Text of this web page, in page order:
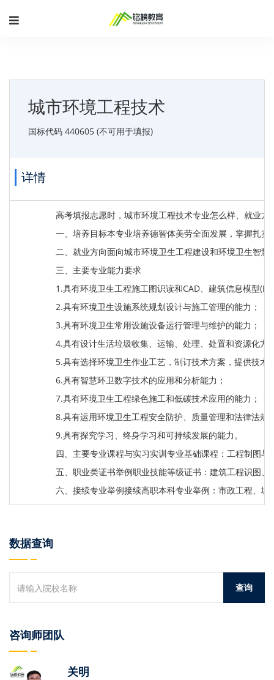
城市环境工程技术
国标代码 440605 (不可用于填报)
详情
高考填报志愿时，城市环境工程技术专业怎么样、就业
一、培养目标本专业培养德智体美劳全面发展，掌握扎
二、就业方向面向城市环境卫生工程建设和环境卫生智慧
三、主要专业能力要求
1.具有环境卫生工程施工图识读和CAD、建筑信息模型
2.具有环境卫生设施系统规划设计与施工管理的能力；
3.具有环境卫生常用设施设备运行管理与维护的能力；
4.具有设计生活垃圾收集、运输、处理、处置和资源化方
5.具有选择环境卫生作业工艺，制订技术方案，提供技术
6.具有智慧环卫数字技术的应用和分析能力；
7.具有环境卫生工程绿色施工和低碳技术应用的能力；
8.具有运用环境卫生工程安全防护、质量管理和法律法规
9.具有探究学习、终身学习和可持续发展的能力。
四、主要专业课程与实习实训专业基础课程：工程制图
五、职业类证书举例职业技能等级证书：建筑工程识图
六、接续专业举例接续高职本科专业举例：市政工程、
数据查询
咨询师团队
关明